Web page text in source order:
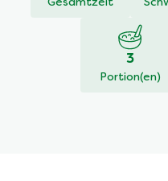
Gesamtzeit
3
Portion(en)